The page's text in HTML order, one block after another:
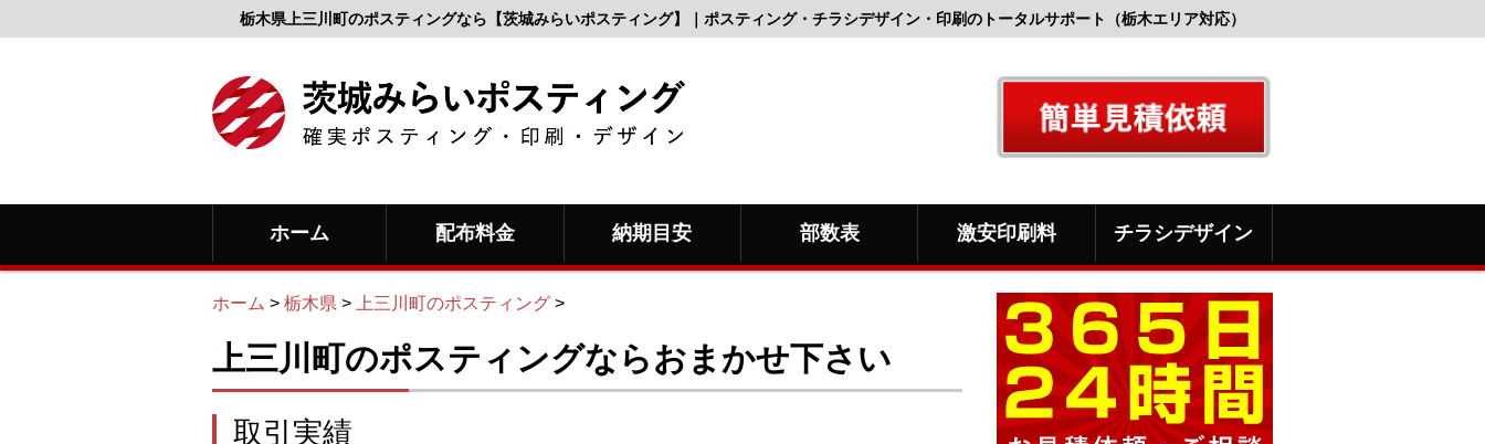
栃木県上三川町のポスティングなら【茨城みらいポスティング】｜ポスティング・チラシデザイン・印刷のトータルサポート（栃木エリア対応）
ホーム 配布料金 納期目安 部数表 激安印刷料 チラシデザイン
ホーム > 栃木県 > 上三川町のポスティング >
上三川町のポスティングならおまかせ下さい
取引実績